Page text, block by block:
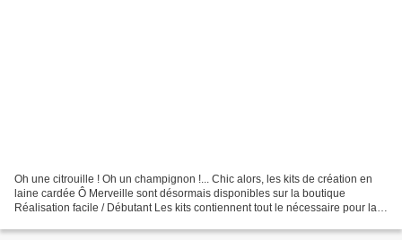
Oh une citrouille ! Oh un champignon !... Chic alors, les kits de création en
laine cardée Ô Merveille sont désormais disponibles sur la boutique
Réalisation facile / Débutant Les kits contiennent tout le nécessaire pour la